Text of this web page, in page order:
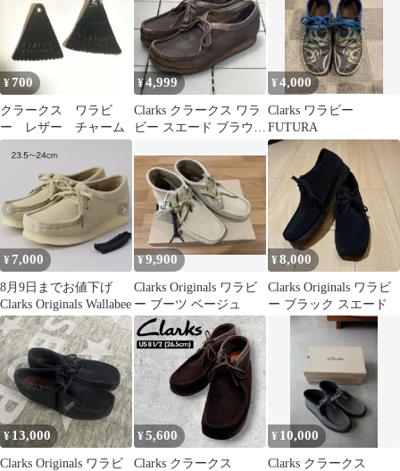
¥700
クラークス ワラビ
ー レザー チャーム
¥4,999
Clarks クラークス ワラ
ビー スエード ブラウン
¥4,000
Clarks ワラビー
FUTURA
¥ 7,000
8月9日までお値下げ
Clarks Originals Wallabee
¥9,900
Clarks Originals ワラビ
ー ブーツ ベージュ
¥8,000
Clarks Originals ワラビ
ー ブラック スエード
¥13,000
Clarks Originals ワラビ
¥5,600
Clarks クラークス
¥ 10,000
Clarks クラークス